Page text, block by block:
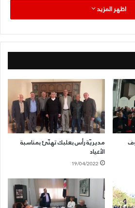
في فلسطين وقتله وتدمير بيوته من دون
الجنائيّة الدّوليّة.
المقاومة في فلسطين، ويدعو شعبنا
لرفض انحياز بريطانيا للإرهاب الّذي
الاجتماعيّ دعمه الثّابت وفي كلّ الظّروف
لتحرير الأرض وطرد الاحتلال. كما يؤكد
للقتال على كل الجبهات الجنوبية
اظهر المزيد
مديريّة رأس بعلبك تهنّئ بمناسبة
الأعياد
19/04/2022